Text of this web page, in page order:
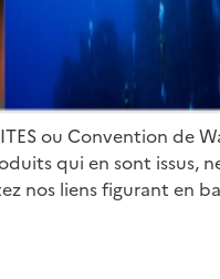
ou Convention de
qui en sont issus,
nos liens figurant en